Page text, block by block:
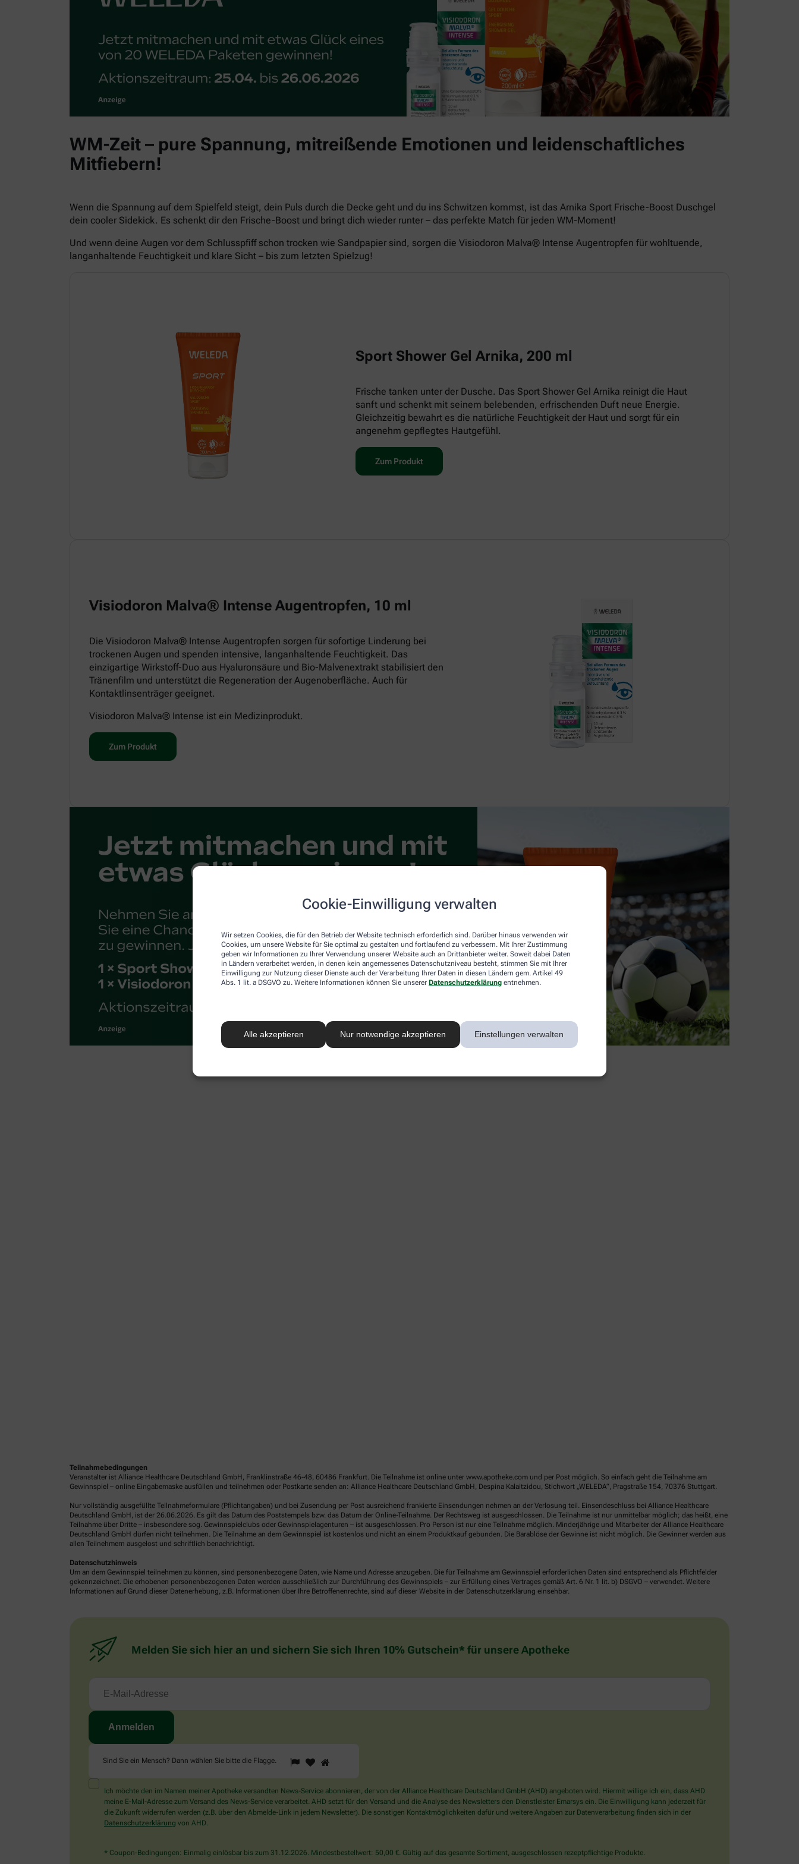
Cookie-Einwilligung verwalten
Wir setzen Cookies, die für den Betrieb der Website technisch erforderlich sind. Darüber hinaus verwenden wir
Cookies, um unsere Website für Sie optimal zu gestalten und fortlaufend zu verbessern. Mit Ihrer Zustimmung
geben wir Informationen zu Ihrer Verwendung unserer Website auch an Drittanbieter weiter. Soweit dabei Daten
in Ländern verarbeitet werden, in denen kein angemessenes Datenschutzniveau besteht, stimmen Sie mit Ihrer
Einwilligung zur Nutzung dieser Dienste auch der Verarbeitung Ihrer Daten in diesen Ländern gem. Artikel 49
Abs. 1 lit. a DSGVO zu. Weitere Informationen können Sie unserer Datenschutzerklärung entnehmen.
Alle akzeptieren Nur notwendige akzeptieren Einstellungen verwalten
WM-Zeit – pure Spannung, mitreißende Emotionen und leidenschaftliches
Mitfiebern!
Wenn die Spannung auf dem Spielfeld steigt, dein Puls durch die Decke geht und du ins Schwitzen kommst, ist das Arnika Sport Frische-Boost Duschgel
dein cooler Sidekick. Es schenkt dir den Frische-Boost und bringt dich wieder runter – das perfekte Match für jeden WM-Moment!
Und wenn deine Augen vor dem Schlusspfiff schon trocken wie Sandpapier sind, sorgen die Visiodoron Malva® Intense Augentropfen für wohltuende,
langanhaltende Feuchtigkeit und klare Sicht – bis zum letzten Spielzug!
Sport Shower Gel Arnika, 200 ml
Frische tanken unter der Dusche. Das Sport Shower Gel Arnika reinigt die Haut
sanft und schenkt mit seinem belebenden, erfrischenden Duft neue Energie.
Gleichzeitig bewahrt es die natürliche Feuchtigkeit der Haut und sorgt für ein
angenehm gepflegtes Hautgefühl.
Zum Produkt
Visiodoron Malva® Intense Augentropfen, 10 ml
Die Visiodoron Malva® Intense Augentropfen sorgen für sofortige Linderung bei
trockenen Augen und spenden intensive, langanhaltende Feuchtigkeit. Das
einzigartige Wirkstoff-Duo aus Hyaluronsäure und Bio-Malvenextrakt stabilisiert den
Tränenfilm und unterstützt die Regeneration der Augenoberfläche. Auch für
Kontaktlinsenträger geeignet.
Visiodoron Malva® Intense ist ein Medizinprodukt.
Zum Produkt
Teilnahmebedingungen
Veranstalter ist Alliance Healthcare Deutschland GmbH, Franklinstraße 46-48, 60486 Frankfurt. Die Teilnahme ist online unter www.apotheke.com und per Post möglich. So einfach geht die Teilnahme am
Gewinnspiel – online Eingabemaske ausfüllen und teilnehmen oder Postkarte senden an: Alliance Healthcare Deutschland GmbH, Despina Kalaitzidou, Stichwort „WELEDA“, Pragstraße 154, 70376 Stuttgart.
Nur vollständig ausgefüllte Teilnahmeformulare (Pflichtangaben) und bei Zusendung per Post ausreichend frankierte Einsendungen nehmen an der Verlosung teil. Einsendeschluss bei Alliance Healthcare
Deutschland GmbH, ist der 26.06.2026. Es gilt das Datum des Poststempels bzw. das Datum der Online-Teilnahme. Der Rechtsweg ist ausgeschlossen. Die Teilnahme ist nur unmittelbar möglich; das heißt, eine
Teilnahme über Dritte – insbesondere sog. Gewinnspielclubs oder Gewinnspielagenturen – ist ausgeschlossen. Pro Person ist nur eine Teilnahme möglich. Minderjährige und Mitarbeiter der Alliance Healthcare
Deutschland GmbH dürfen nicht teilnehmen. Die Teilnahme an dem Gewinnspiel ist kostenlos und nicht an einem Produktkauf gebunden. Die Barablöse der Gewinne ist nicht möglich. Die Gewinner werden aus
allen Teilnehmern ausgelost und schriftlich benachrichtigt.
Datenschutzhinweis
Um an dem Gewinnspiel teilnehmen zu können, sind personenbezogene Daten, wie Name und Adresse anzugeben. Die für Teilnahme am Gewinnspiel erforderlichen Daten sind entsprechend als Pflichtfelder
gekennzeichnet. Die erhobenen personenbezogenen Daten werden ausschließlich zur Durchführung des Gewinnspiels – zur Erfüllung eines Vertrages gemäß Art. 6 Nr. 1 lit. b) DSGVO – verwendet. Weitere
Informationen auf Grund dieser Datenerhebung, z.B. Informationen über Ihre Betroffenenrechte, sind auf dieser Website in der Datenschutzerklärung einsehbar.
Melden Sie sich hier an und sichern Sie sich Ihren 10% Gutschein* für unsere Apotheke
Sind Sie ein Mensch? Dann wählen Sie bitte die Flagge.
Sind
Sie
Mensch?
Dann
wählen
Flagge.
1 2
Ich möchte den im Namen meiner Apotheke versandten News-Service abonnieren, der von der Alliance Healthcare Deutschland GmbH (AHD) angeboten wird. Hiermit willige ich ein, dass AHD
meine E-Mail-Adresse zum Versand des News-Service verarbeitet. AHD setzt für den Versand und die Analyse des Newsletters den Dienstleister Emarsys ein. Die Einwilligung kann jederzeit für
die Zukunft widerrufen werden (z.B. über den Abmelde-Link in jedem Newsletter). Die sonstigen Kontaktmöglichkeiten dafür und weitere Angaben zur Datenverarbeitung finden sich in der
Datenschutzerklärung von AHD.
* Coupon-Bedingungen: Einmalig einlösbar bis zum 31.12.2026. Mindestbestellwert: 50,00 €. Gültig auf das gesamte Sortiment, ausgeschlossen rezeptpflichtige Produkte.